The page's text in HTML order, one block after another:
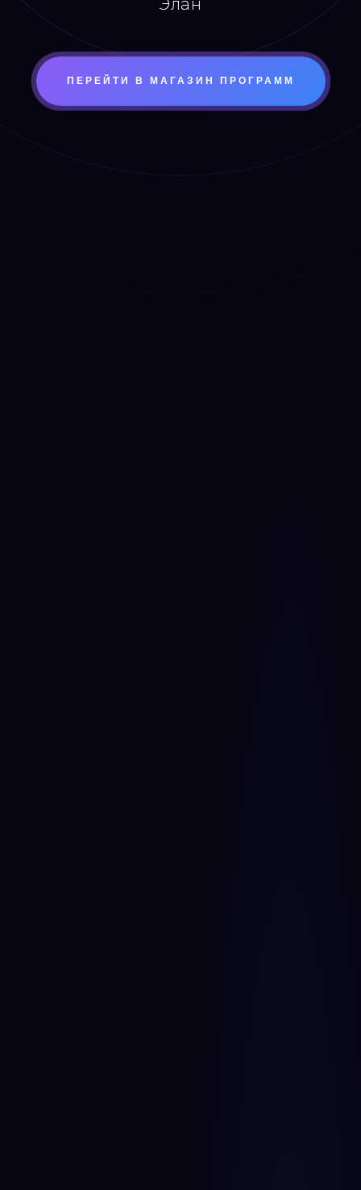
ПЕРЕЙТИ В МАГАЗИН ПРОГРАММ